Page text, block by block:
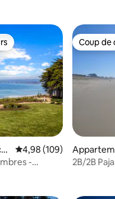
les plus appréciés
Évaluation moyenne
4,98 (109)
-
Coup
Coup de
⋅
2B/2B